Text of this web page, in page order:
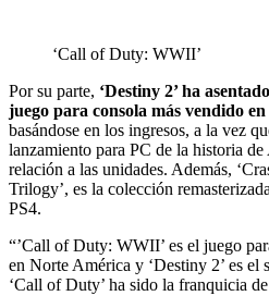
‘Call of Duty: WWII’
Por su parte, ‘Destiny 2’ ha
juego para consola más vendido
basándose en los ingresos, a la vez
lanzamiento para PC de la historia
relación a las unidades. Además,
Trilogy’, es la colección
PS4.
“’Call of Duty: WWII’ es el juego
en Norte América y ‘Destiny 2’ es el
‘Call of Duty’ ha sido la franquicia